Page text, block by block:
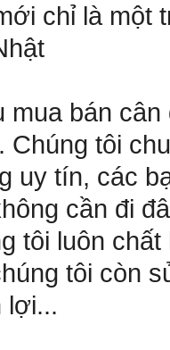
chỉ là một
mua bán
Chúng tôi
uy tín, các
cần đi
tôi luôn
tôi còn
lợi...